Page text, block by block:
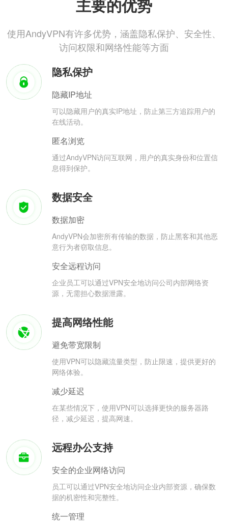
主要的优势
使用AndyVPN有许多优势，涵盖隐私保护、安全性、
访问权限和网络性能等方面
隐私保护
隐藏IP地址
可以隐藏用户的真实IP地址，防止第三方追踪用户的
在线活动。
匿名浏览
通过AndyVPN访问互联网，用户的真实身份和位置信
息得到保护。
数据安全
数据加密
AndyVPN会加密所有传输的数据，防止黑客和其他恶
意行为者窃取信息。
安全远程访问
企业员工可以通过VPN安全地访问公司内部网络资
源，无需担心数据泄露。
提高网络性能
避免带宽限制
使用VPN可以隐藏流量类型，防止限速，提供更好的
网络体验。
减少延迟
在某些情况下，使用VPN可以选择更快的服务器路
径，减少延迟，提高网速。
远程办公支持
安全的企业网络访问
员工可以通过VPN安全地访问企业内部资源，确保数
据的机密性和完整性。
统一管理